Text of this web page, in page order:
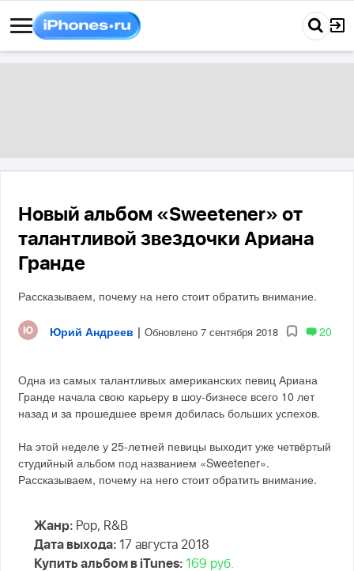
Новый альбом «Sweetener» от
талантливой звездочки Ариана
Гранде
Рассказываем, почему на него стоит обратить внимание.
Юрий Андреев | Обновлено 7 сентября 2018 20
Одна из самых талантливых американских певиц Ариана
Гранде начала свою карьеру в шоу-бизнесе всего 10 лет
назад и за прошедшее время добилась больших успехов.
На этой неделе у 25-летней певицы выходит уже четвёртый
студийный альбом под названием «Sweetener».
Рассказываем, почему на него стоит обратить внимание.
Жанр: Pop, R&B
Дата выхода: 17 августа 2018
Купить альбом в iTunes: 169 руб.